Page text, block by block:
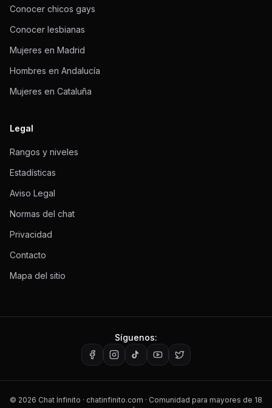
Conocer chicos gays
Conocer lesbianas
Mujeres en Madrid
Hombres en Andalucía
Mujeres en Cataluña
Legal
Rangos y niveles
Estadísticas
Aviso Legal
Normas del chat
Privacidad
Contacto
Mapa del sitio
Síguenos:
© 2026 Chat Infinito · chatinfinito.com · Comunidad para mayores de 18